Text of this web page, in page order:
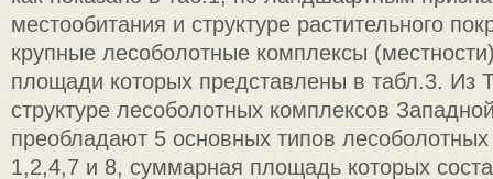
местообитания и структуре растительного
крупные лесоболотные комплексы
площади которых представлены в табл.3. Из
структуре лесоболотных комплексов
преобладают 5 основных типов
1,2,4,7 и 8, суммарная площадь которых